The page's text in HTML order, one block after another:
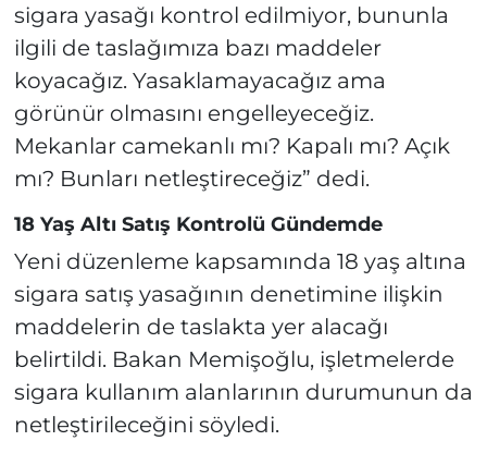
sigara yasağı kontrol edilmiyor, bununla
ilgili de taslağımıza bazı maddeler
koyacağız. Yasaklamayacağız ama
görünür olmasını engelleyeceğiz.
Mekanlar camekanlı mı? Kapalı mı? Açık
mı? Bunları netleştireceğiz” dedi.
18 Yaş Altı Satış Kontrolü Gündemde
Yeni düzenleme kapsamında 18 yaş altına
sigara satış yasağının denetimine ilişkin
maddelerin de taslakta yer alacağı
belirtildi. Bakan Memişoğlu, işletmelerde
sigara kullanım alanlarının durumunun da
netleştirileceğini söyledi.